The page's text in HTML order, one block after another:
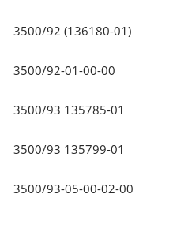
3500/92 (136180-01)
3500/92-01-00-00
3500/93 135785-01
3500/93 135799-01
3500/93-05-00-02-00